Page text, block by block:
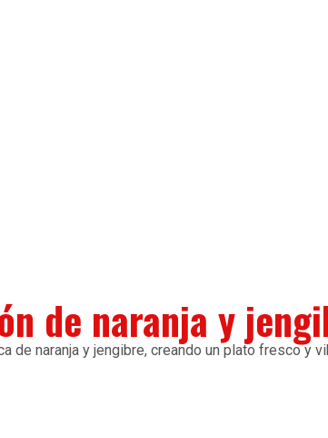
de naranja y
de naranja y jengibre, creando un plato fresco y